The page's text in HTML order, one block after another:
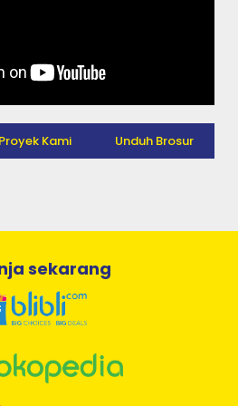
Proyek Kami Unduh Brosur
sekarang